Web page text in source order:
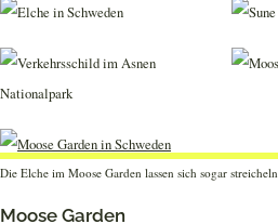
Die Elche im Moose Garden lassen sich sogar streicheln
Moose Garden